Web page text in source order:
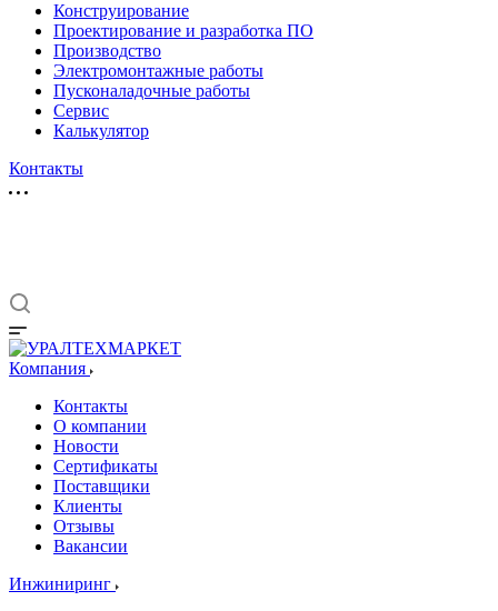
Конструирование
Проектирование и разработка ПО
Производство
Электромонтажные работы
Пусконаладочные работы
Сервис
Калькулятор
Контакты
Компания
Контакты
О компании
Новости
Сертификаты
Поставщики
Клиенты
Отзывы
Вакансии
Инжиниринг